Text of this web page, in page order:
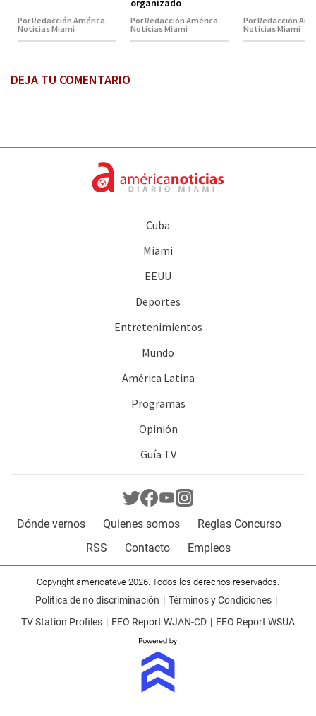
Por Redacción América
Noticias Miami
organizado
Por Redacción América
Noticias Miami
Por Redacción
Noticias Miami
DEJA TU COMENTARIO
Cuba
Miami
EEUU
Deportes
Entretenimientos
Mundo
América Latina
Programas
Opinión
Guía TV
Dónde vernos Quienes somos
Reglas Concurso
RSS
Contacto Empleos
Copyright americateve 2026. Todos los derechos reservados.
Política de no discriminación
Términos y Condiciones
TV Station Profiles
EEO Report WJAN-CD EEO Report WSUA